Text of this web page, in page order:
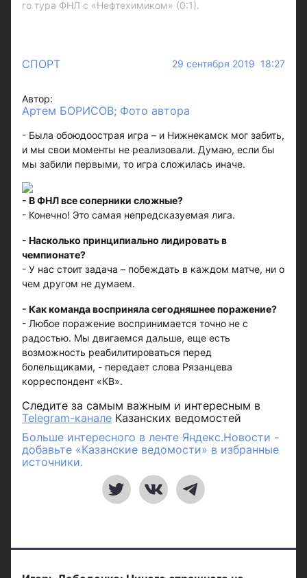
го тура ФНЛ с «Нефтехимиком» (0:1).
СПОРТ 29 сентября 2019 18:27
Автор:
Артем БОРИСОВ; Фото автора
- Была обоюдоострая игра – и Нижнекамск мог забить,
и мы свои моменты не реализовали. Думаю, если бы
мы забили первыми, то игра сложилась иначе.
- В ФНЛ все соперники сложные?
- Конечно! Это самая непредсказуемая лига.
- Насколько принципиально лидировать в
чемпионате?
- У нас стоит задача – побеждать в каждом матче, ни о
чем другом не думаем.
- Как команда восприняла сегодняшнее поражение?
- Любое поражение воспринимается точно не с
радостью. Мы двигаемся дальше, еще есть
возможность реабилитироваться перед
болельщиками, - передает слова Рязанцева
корреспондент «КВ».
Следите за самым важным и интересным в
Telegram-канале Казанских ведомостей
Больше интересного в ленте Яндекс.Новости -
добавьте «Казанские ведомости» в избранные
источники.